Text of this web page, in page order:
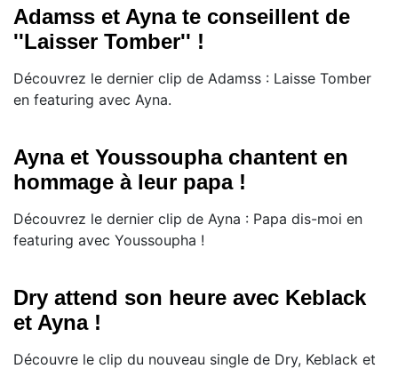
Adamss et Ayna te conseillent de
''Laisser Tomber'' !
Découvrez le dernier clip de Adamss : Laisse Tomber
en featuring avec Ayna.
Ayna et Youssoupha chantent en
hommage à leur papa !
Découvrez le dernier clip de Ayna : Papa dis-moi en
featuring avec Youssoupha !
Dry attend son heure avec Keblack
et Ayna !
Découvre le clip du nouveau single de Dry, Keblack et